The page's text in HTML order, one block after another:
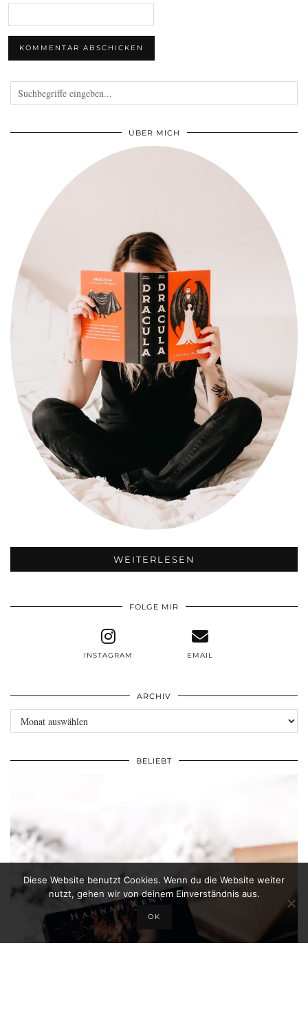
ÜBER MICH
WEITERLESEN
FOLGE MIR
INSTAGRAM EMAIL
ARCHIV
BELIEBT
Diese Website benutzt Cookies. Wenn du die Website weiter
nutzt, gehen wir von deinem Einverständnis aus.
OK